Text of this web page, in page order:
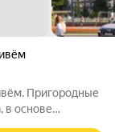
Пригородные
в основе